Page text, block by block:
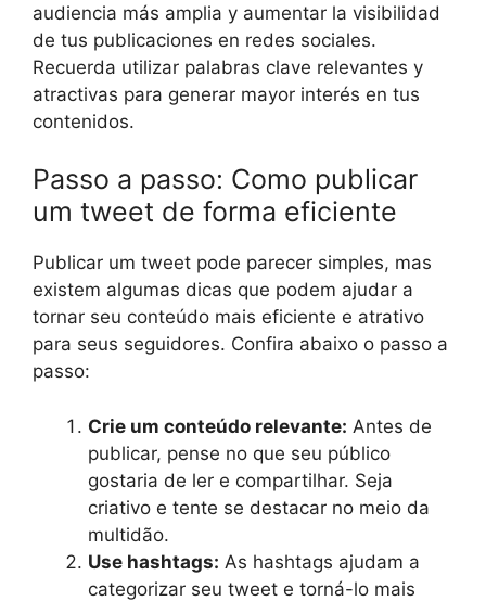
audiencia más amplia y aumentar la visibilidad
de tus publicaciones en redes sociales.
Recuerda utilizar palabras clave relevantes y
atractivas para generar mayor interés en tus
contenidos.
Passo a passo: Como publicar
um tweet de forma eficiente
Publicar um tweet pode parecer simples, mas
existem algumas dicas que podem ajudar a
tornar seu conteúdo mais eficiente e atrativo
para seus seguidores. Confira abaixo o passo a
passo:
Crie um conteúdo relevante: Antes de
publicar, pense no que seu público
gostaria de ler e compartilhar. Seja
criativo e tente se destacar no meio da
multidão.
Use hashtags: As hashtags ajudam a
categorizar seu tweet e torná-lo mais